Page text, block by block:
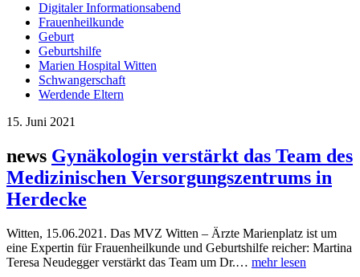
Digitaler Informationsabend
Frauenheilkunde
Geburt
Geburtshilfe
Marien Hospital Witten
Schwangerschaft
Werdende Eltern
15. Juni 2021
news Gynäkologin verstärkt das Team des
Medizinischen Versorgungszentrums in
Herdecke
Witten, 15.06.2021. Das MVZ Witten – Ärzte Marienplatz ist um
eine Expertin für Frauenheilkunde und Geburtshilfe reicher: Martina
Teresa Neudegger verstärkt das Team um Dr.… mehr lesen